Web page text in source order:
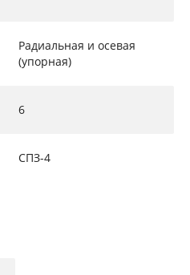
Радиальная и осевая
(упорная)
6
СПЗ-4